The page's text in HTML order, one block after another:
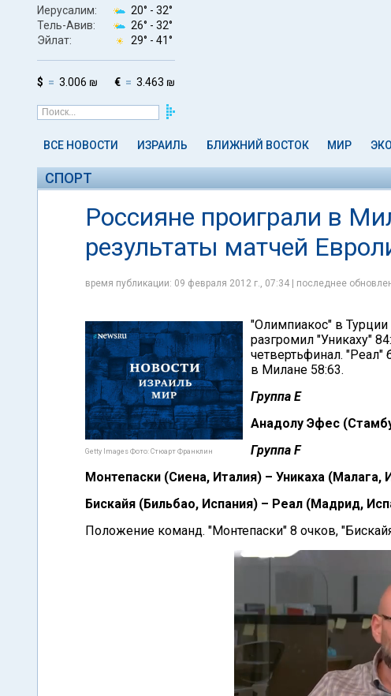
Иерусалим: 20° - 32°
Тель-Авив:
26° - 32°
Эйлат:
29° - 41°
$ 3.006 ₪ € 3.463 ₪
ВСЕ НОВОСТИ ИЗРАИЛЬ БЛИЖНИЙ ВОСТОК МИР
СПОРТ
Россияне проиграли в
результаты матчей
время публикации: 09 февраля 2012 г., 07:34 | последнее
Getty Images Фото: Стюарт Франклин
"Олимпиакос" в
разгромил "Уникаху"
четвертьфинал.
в Милане 58:63.
Группа Е
Анадолу Эфес
Группа F
Монтепаски (Сиена, Италия) – Уникаха (Малага,
Бискайя (Бильбао, Испания) – Реал (Мадрид,
Положение команд. "Монтепаски" 8 очков,